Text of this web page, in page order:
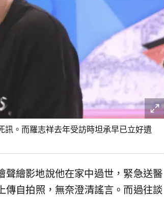
。而羅志祥去年受訪時坦承早已立好遺
聲繪影地說他在家中過世，緊急送醫
傳自拍照，無奈澄清謠言。而過往談